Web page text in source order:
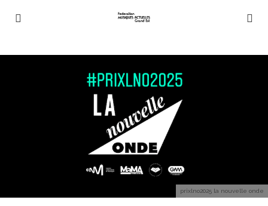
prixlno2025 la nouvelle onde